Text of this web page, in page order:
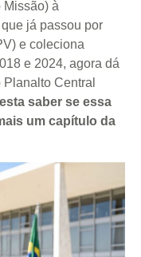
Missão) à
já passou por
e coleciona
e 2024, agora dá
Central
saber se essa
um capítulo da